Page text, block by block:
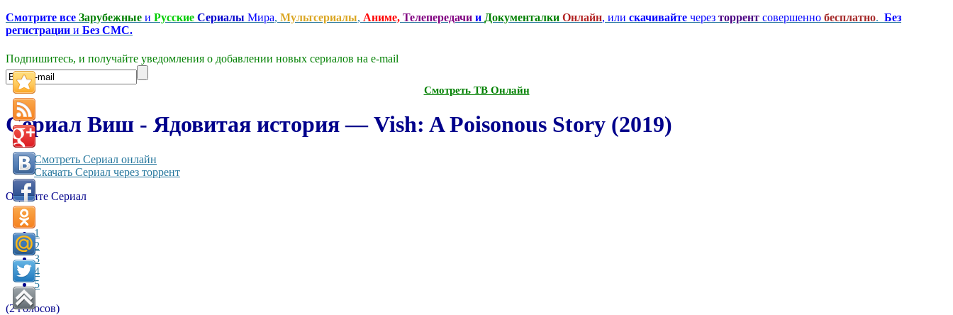
Смотрите все Зарубежные и Русские Сериалы Мира, Мультсериалы, Аниме, Телепередачи и Документалки Онлайн, или скачивайте через торрент совершенно бесплатно. Без
регистрации и Без СМС.
Подпишитесь, и получайте уведомления о добавлении новых сериалов на e-mаil
Смотреть ТВ Онлайн
Сериал Виш - Ядовитая история — Vish: A Poisonous Story (2019)
Смотреть Сериал онлайн
Скачать Сериал через торрент
Оцените Сериал
1
2
3
4
5
(2 голосов)